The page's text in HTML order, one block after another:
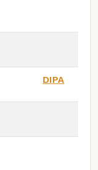
DIPA